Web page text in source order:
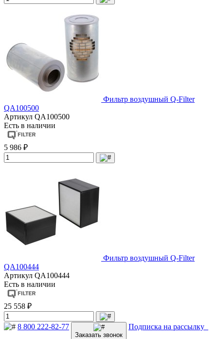
Фильтр воздушный Q-Filter
QA100500
Артикул QA100500
Есть в наличии
5 986 ₽
Фильтр воздушный Q-Filter
QA100444
Артикул QA100444
Есть в наличии
25 558 ₽
8 800 222-82-77
Заказать звонок
Подписка на рассылку